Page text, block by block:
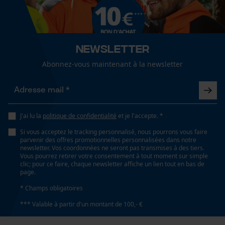
enfants
Automne/hiver
Type de poche
poches de vestes, poche poitrine, poches pour
téléphone portable, poches repose-mains, poches
frontales
Spécifications techniques
Newsletter
Abonnez-vous maintenant à la newsletter
J'ai lu la politique de confidentialité et je l'accepte. *
Si vous acceptez le tracking personnalisé, nous pourrons vous faire
parvenir des offres promotionnelles personnalisées dans notre
newsletter. Vos coordonnées ne seront pas transmises à des tiers.
Vous pourrez retirer votre consentement à tout moment sur simple
clic; pour ce faire, chaque newsletter affiche un lien tout en bas de
page.
* Champs obligatoires
*** Valable à partir d'un montant de 100,- €
Cookies de performance et de
fonctionnalité
Loop54 Personalization
Salutation personnelle
Géo-IP et détection des
utilisateurs
Vidéos YouTube
Google Maps
Prise de contact par chat